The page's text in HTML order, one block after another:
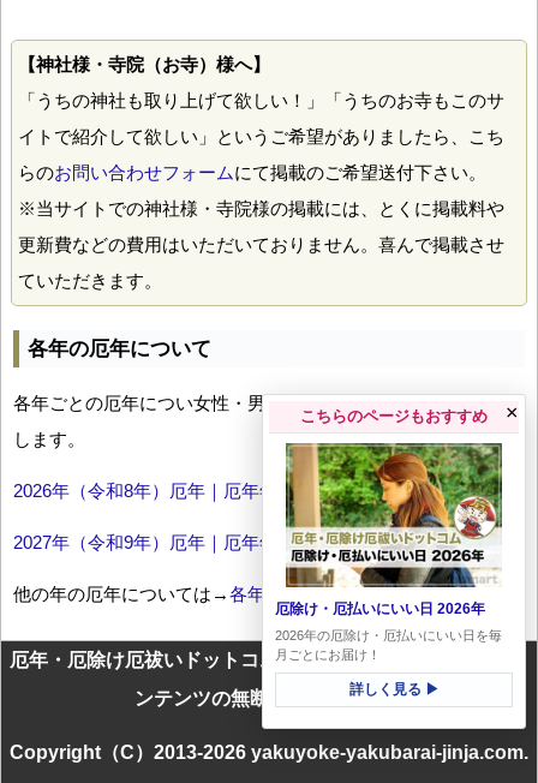
【神社様・寺院（お寺）様へ】
「うちの神社も取り上げて欲しい！」「うちのお寺もこのサ
イトで紹介して欲しい」というご希望がありましたら、こち
らのお問い合わせフォームにて掲載のご希望送付下さい。
※当サイトでの神社様・寺院様の掲載には、とくに掲載料や
更新費などの費用はいただいておりません。喜んで掲載させ
ていただきます。
各年の厄年について
各年ごとの厄年につい女性・男性の年齢早見表とともにお伝え
します。
2026年（令和8年）厄年｜厄年年齢早見表
2027年（令和9年）厄年｜厄年年齢早見表
他の年の厄年については→各年厄年一覧
厄年・厄除け厄祓いドットコムに掲載のテキスト・画像等コ
ンテンツの無断転載を禁じます
Copyright（C）2013-2026 yakuyoke-yakubarai-jinja.com.
こちらのページもおすすめ
厄除け・厄払いにいい日 2026年
2026年の厄除け・厄払いにいい日を毎
月ごとにお届け！
詳しく見る ▶
×